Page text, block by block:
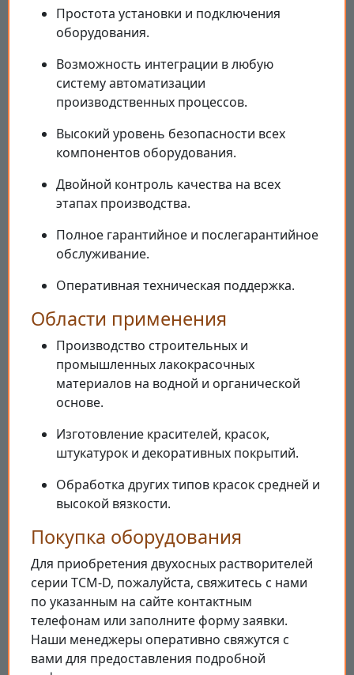
Простота установки и подключения
оборудования.
Возможность интеграции в любую
систему автоматизации
производственных процессов.
Высокий уровень безопасности всех
компонентов оборудования.
Двойной контроль качества на всех
этапах производства.
Полное гарантийное и послегарантийное
обслуживание.
Оперативная техническая поддержка.
Области применения
Производство строительных и
промышленных лакокрасочных
материалов на водной и органической
основе.
Изготовление красителей, красок,
штукатурок и декоративных покрытий.
Обработка других типов красок средней и
высокой вязкости.
Покупка оборудования
Для приобретения двухосных растворителей
серии TCM-D, пожалуйста, свяжитесь с нами
по указанным на сайте контактным
телефонам или заполните форму заявки.
Наши менеджеры оперативно свяжутся с
вами для предоставления подробной